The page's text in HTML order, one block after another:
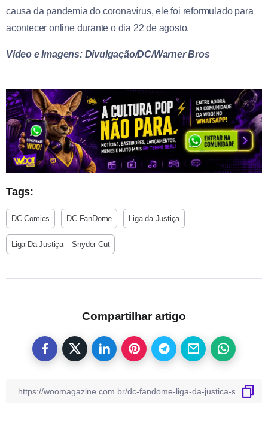
causa da pandemia do coronavírus, ele foi reformulado para
acontecer online durante o dia 22 de agosto.
Vídeo e Imagens: Divulgação/DC/Warner Bros
Tags:
DC Comics DC FanDome Liga da Justiça
Liga Da Justiça – Snyder Cut
Compartilhar artigo